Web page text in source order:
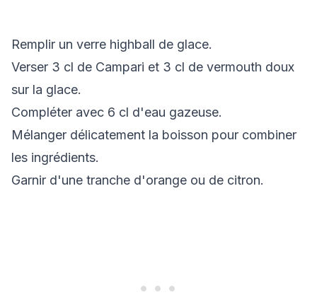
Remplir un verre highball de glace.
Verser 3 cl de Campari et 3 cl de vermouth doux
sur la glace.
Compléter avec 6 cl d'eau gazeuse.
Mélanger délicatement la boisson pour combiner
les ingrédients.
Garnir d'une tranche d'orange ou de citron.